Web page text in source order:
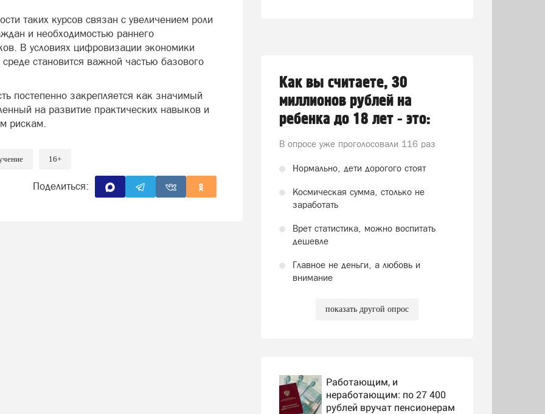
таких курсов связан с увеличением роли
и необходимостью раннего
В условиях цифровизации экономики
становится важной частью базового
постепенно закрепляется как значимый
на развитие практических навыков и
рискам.
16+
Поделиться:
Как вы считаете, 30
миллионов рублей на
ребенка до 18 лет - это:
В опросе уже проголосовали 116 раз
Нормально, дети дорогого стоят
Космическая сумма, столько не
заработать
Врет статистика, можно воспитать
дешевле
Главное не деньги, а любовь и
внимание
показать другой опрос
Работающим, и
неработающим: по 27 400
рублей вручат пенсионерам